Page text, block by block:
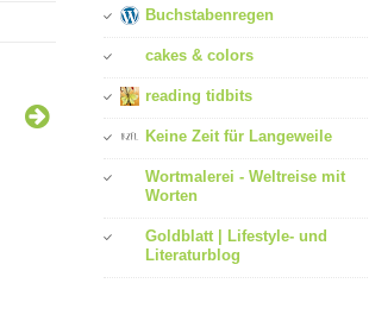
Buchstabenregen
cakes & colors
reading tidbits
Keine Zeit für Langeweile
Wortmalerei - Weltreise mit
Worten
Goldblatt | Lifestyle- und
Literaturblog